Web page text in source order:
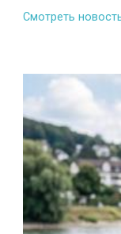
Смотреть